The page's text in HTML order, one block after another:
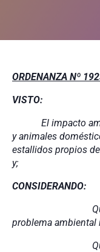
ORDENANZA Nº
VISTO:
El impacto
y animales
estallidos propios
y;
CONSIDERANDO:
problema ambiental
Que, la